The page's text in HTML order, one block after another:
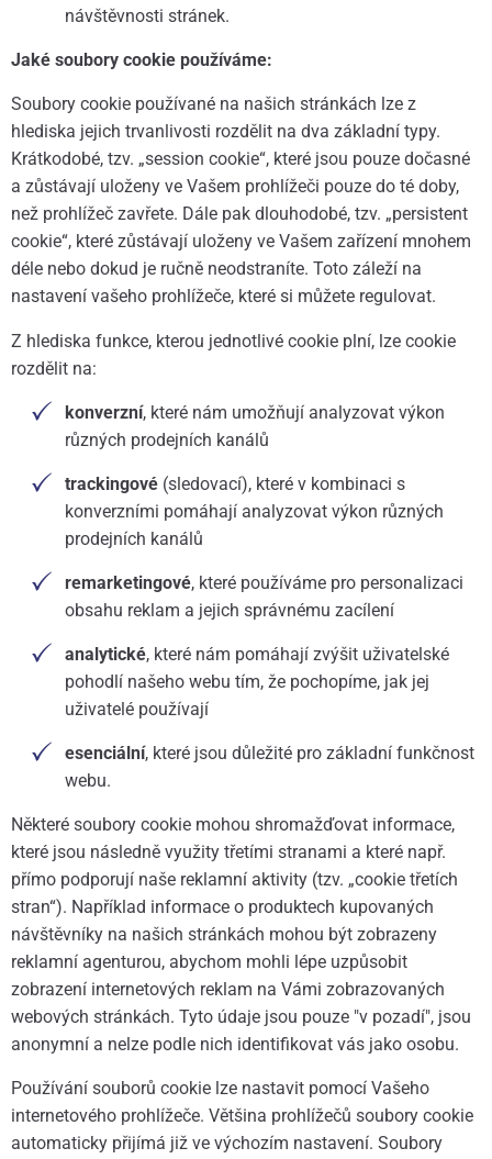
návštěvnosti stránek.
Jaké soubory cookie používáme:
Soubory cookie používané na našich stránkách lze z
hlediska jejich trvanlivosti rozdělit na dva základní typy.
Krátkodobé, tzv. „session cookie“, které jsou pouze dočasné
a zůstávají uloženy ve Vašem prohlížeči pouze do té doby,
než prohlížeč zavřete. Dále pak dlouhodobé, tzv. „persistent
cookie“, které zůstávají uloženy ve Vašem zařízení mnohem
déle nebo dokud je ručně neodstraníte. Toto záleží na
nastavení vašeho prohlížeče, které si můžete regulovat.
Z hlediska funkce, kterou jednotlivé cookie plní, lze cookie
rozdělit na:
konverzní, které nám umožňují analyzovat výkon
různých prodejních kanálů
trackingové(sledovací), které v kombinaci s
konverzními pomáhají analyzovat výkon různých
prodejních kanálů
remarketingové, které používáme pro personalizaci
obsahu reklam a jejich správnému zacílení
analytické, které nám pomáhají zvýšit uživatelské
pohodlí našeho webu tím, že pochopíme, jak jej
uživatelé používají
esenciální, které jsou důležité pro základní funkčnost
webu.
Některé soubory cookie mohou shromažďovat informace,
které jsou následně využity třetími stranami a které např.
přímo podporují naše reklamní aktivity (tzv. „cookie třetích
stran“). Například informace o produktech kupovaných
návštěvníky na našich stránkách mohou být zobrazeny
reklamní agenturou, abychom mohli lépe uzpůsobit
zobrazení internetových reklam na Vámi zobrazovaných
webových stránkách. Tyto údaje jsou pouze "v pozadí", jsou
anonymní a nelze podle nich identifikovat vás jako osobu.
Používání souborů cookie lze nastavit pomocí Vašeho
internetového prohlížeče. Většina prohlížečů soubory cookie
automaticky přijímá již ve výchozím nastavení. Soubory